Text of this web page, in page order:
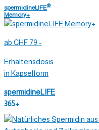
spermidineLIFE®
Memory+
ab CHF 79.-
Erhaltensdosis
in Kapselform
spermidineLIFE
365+